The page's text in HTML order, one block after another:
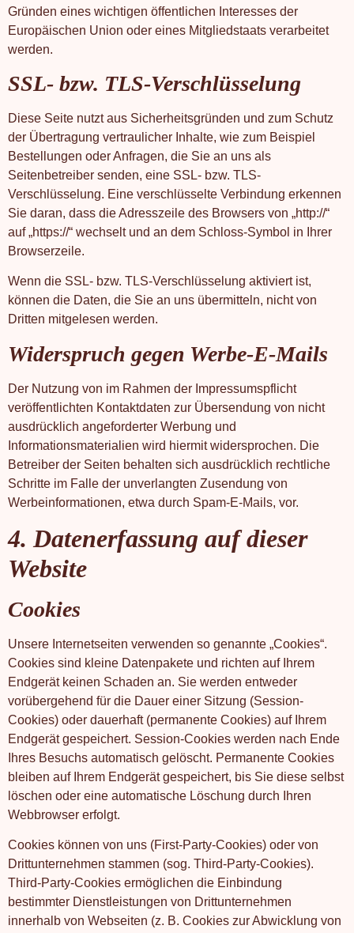
Gründen eines wichtigen öffentlichen Interesses der
Europäischen Union oder eines Mitgliedstaats verarbeitet
werden.
SSL- bzw. TLS-Verschlüsselung
Diese Seite nutzt aus Sicherheitsgründen und zum Schutz
der Übertragung vertraulicher Inhalte, wie zum Beispiel
Bestellungen oder Anfragen, die Sie an uns als
Seitenbetreiber senden, eine SSL- bzw. TLS-
Verschlüsselung. Eine verschlüsselte Verbindung erkennen
Sie daran, dass die Adresszeile des Browsers von „http://“
auf „https://“ wechselt und an dem Schloss-Symbol in Ihrer
Browserzeile.
Wenn die SSL- bzw. TLS-Verschlüsselung aktiviert ist,
können die Daten, die Sie an uns übermitteln, nicht von
Dritten mitgelesen werden.
Widerspruch gegen Werbe-E-Mails
Der Nutzung von im Rahmen der Impressumspflicht
veröffentlichten Kontaktdaten zur Übersendung von nicht
ausdrücklich angeforderter Werbung und
Informationsmaterialien wird hiermit widersprochen. Die
Betreiber der Seiten behalten sich ausdrücklich rechtliche
Schritte im Falle der unverlangten Zusendung von
Werbeinformationen, etwa durch Spam-E-Mails, vor.
4. Datenerfassung auf dieser
Website
Cookies
Unsere Internetseiten verwenden so genannte „Cookies“.
Cookies sind kleine Datenpakete und richten auf Ihrem
Endgerät keinen Schaden an. Sie werden entweder
vorübergehend für die Dauer einer Sitzung (Session-
Cookies) oder dauerhaft (permanente Cookies) auf Ihrem
Endgerät gespeichert. Session-Cookies werden nach Ende
Ihres Besuchs automatisch gelöscht. Permanente Cookies
bleiben auf Ihrem Endgerät gespeichert, bis Sie diese selbst
löschen oder eine automatische Löschung durch Ihren
Webbrowser erfolgt.
Cookies können von uns (First-Party-Cookies) oder von
Drittunternehmen stammen (sog. Third-Party-Cookies).
Third-Party-Cookies ermöglichen die Einbindung
bestimmter Dienstleistungen von Drittunternehmen
innerhalb von Webseiten (z. B. Cookies zur Abwicklung von